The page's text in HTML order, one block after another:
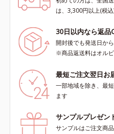
は、3,300円以上(税
30日以内なら返品
開封後でも発送日か
※商品返送料はオル
最短ご注文翌日お
一部地域を除き、最
ます
サンプルプレゼン
サンプルはご注文商